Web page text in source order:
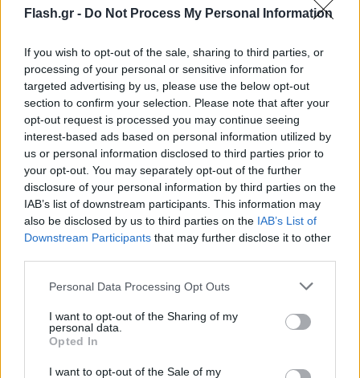
Flash.gr - Do Not Process My Personal Information
If you wish to opt-out of the sale, sharing to third parties, or
processing of your personal or sensitive information for
targeted advertising by us, please use the below opt-out
section to confirm your selection. Please note that after your
opt-out request is processed you may continue seeing
interest-based ads based on personal information utilized by
us or personal information disclosed to third parties prior to
your opt-out. You may separately opt-out of the further
disclosure of your personal information by third parties on the
IAB’s list of downstream participants. This information may
also be disclosed by us to third parties on the IAB’s List of
Downstream Participants that may further disclose it to other
Please note that this website/app uses one or more Google
not limited to your visit or usage behaviour. You may click to
grant or deny consent to Google and its third-party tags to
use your data for below specified purposes in below Google
consent section.
Personal Data Processing Opt Outs
I want to opt-out of the Sharing of my
personal data.
Opted In
I want to opt-out of the Sale of my
FLASH FOCUS